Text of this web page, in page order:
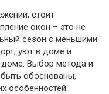
стоит
окон – это не
сезон с меньшими
уют в доме и
Выбор метода и
обоснованы,
особенностей